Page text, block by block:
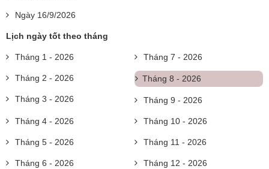
Ngày 16/9/2026
Lịch ngày tốt theo tháng
Tháng 1 - 2026
Tháng 2 - 2026
Tháng 3 - 2026
Tháng 4 - 2026
Tháng 5 - 2026
Tháng 6 - 2026
Tháng 7 - 2026
Tháng 8 - 2026
Tháng 9 - 2026
Tháng 10 - 2026
Tháng 11 - 2026
Tháng 12 - 2026